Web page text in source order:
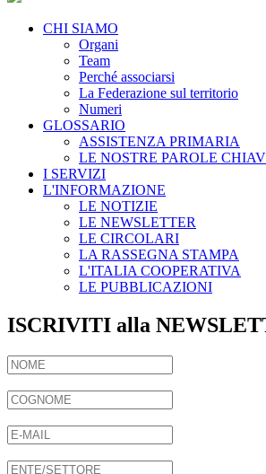
CHI SIAMO
Organi
Team
Perché associarsi
La Federazione sul territorio
Numeri
GLOSSARIO
ASSISTENZA PRIMARIA
LE NOSTRE PAROLE
I SERVIZI
L'INFORMAZIONE
LE NOTIZIE
LE NEWSLETTER
LE CIRCOLARI
LA RASSEGNA STAMPA
L'ITALIA COOPERATIVA
LE PUBBLICAZIONI
ISCRIVITI alla